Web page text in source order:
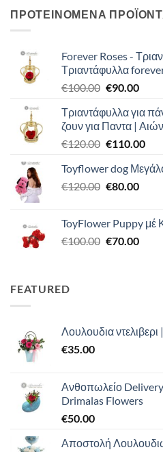
ΠΡΟΤΕΙΝΟΜΕΝΑ
Forever Roses -
Τριαντάφυλλα
€100.00 Original
was:
€100.00.
€90.00Η
τιμή
είναι:
Τριαντάφυλλα για
ζουν για Παντα |
€120.00 Original
was:
€120.00.
€110.00Η
τιμή
Toyflower dog
€120.00 Original
€120.00.
€80.00Η
είναι:
ToyFlower Puppy μέ
€100.00 Original
€70.00Η
FEATURED
Λουλουδια
€35.00
Ανθοπωλείο
Drimalas Flowers
€50.00
Αποστολή